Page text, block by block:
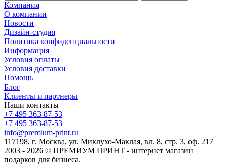
Компания
О компании
Новости
Дизайн-студия
Политика конфиденциальности
Информация
Условия оплаты
Условия доставки
Помощь
Блог
Клиенты и партнеры
Наши контакты
+7 495 363-87-53
+7 495 363-87-53
info@premium-print.ru
117198, г. Москва, ул. Миклухо-Маклая, вл. 8, стр. 3, оф. 217
2003 - 2026 © ПРЕМИУМ ПРИНТ - интернет магазин
подарков для бизнеса.